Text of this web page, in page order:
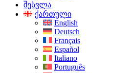
შესვლა
ქართული
English
Deutsch
Français
Español
Italiano
Português